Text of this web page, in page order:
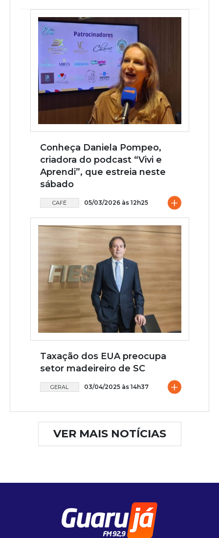
Conheça Daniela Pompeo,
criadora do podcast “Vivi e
Aprendi”, que estreia neste
sábado
CAFÉ 05/03/2026 às 12h25 +
Taxação dos EUA preocupa
setor madeireiro de SC
GERAL 03/04/2025 às 14h37 +
VER MAIS NOTÍCIAS